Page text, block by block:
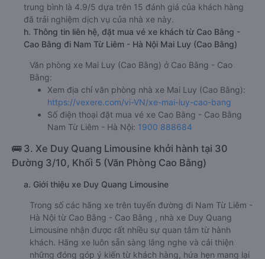
trung bình là 4.9/5 dựa trên 15 đánh giá của khách hàng
đã trải nghiệm dịch vụ của nhà xe này.
h. Thông tin liên hệ, đặt mua vé xe khách từ Cao Bằng -
Cao Bằng đi Nam Từ Liêm - Hà Nội Mai Luy (Cao Bằng)
Văn phòng xe Mai Luy (Cao Bằng) ở Cao Bằng - Cao
Bằng:
Xem địa chỉ văn phòng nhà xe Mai Luy (Cao Bằng):
https://vexere.com/vi-VN/xe-mai-luy-cao-bang
Số điện thoại đặt mua vé xe Cao Bằng - Cao Bằng
Nam Từ Liêm - Hà Nội: 1900 888684
🚌 3. Xe Duy Quang Limousine khởi hành tại 30
Đường 3/10, Khối 5 (Văn Phòng Cao Bằng)
a. Giới thiệu xe Duy Quang Limousine
Trong số các hãng xe trên tuyến đường đi Nam Từ Liêm -
Hà Nội từ Cao Bằng - Cao Bằng , nhà xe Duy Quang
Limousine nhận được rất nhiều sự quan tâm từ hành
khách. Hãng xe luôn sẵn sàng lắng nghe và cải thiện
những đóng góp ý kiến từ khách hàng, hứa hẹn mang lại